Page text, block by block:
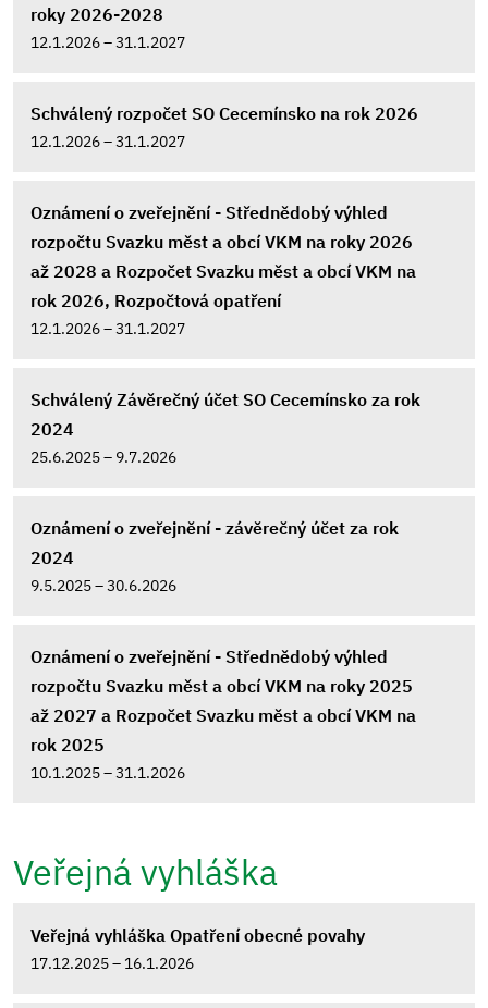
roky 2026-2028
12.1.2026 – 31.1.2027
Schválený rozpočet SO Cecemínsko na rok 2026
12.1.2026 – 31.1.2027
Oznámení o zveřejnění - Střednědobý výhled
rozpočtu Svazku měst a obcí VKM na roky 2026
až 2028 a Rozpočet Svazku měst a obcí VKM na
rok 2026, Rozpočtová opatření
12.1.2026 – 31.1.2027
Schválený Závěrečný účet SO Cecemínsko za rok
2024
25.6.2025 – 9.7.2026
Oznámení o zveřejnění - závěrečný účet za rok
2024
9.5.2025 – 30.6.2026
Oznámení o zveřejnění - Střednědobý výhled
rozpočtu Svazku měst a obcí VKM na roky 2025
až 2027 a Rozpočet Svazku měst a obcí VKM na
rok 2025
10.1.2025 – 31.1.2026
Veřejná vyhláška
Veřejná vyhláška Opatření obecné povahy
17.12.2025 – 16.1.2026